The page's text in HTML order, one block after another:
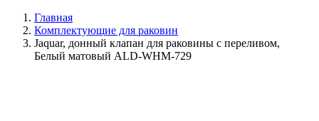
Главная
Комплектующие для раковин
Jaquar, донный клапан для раковины с переливом,
Белый матовый ALD-WHM-729